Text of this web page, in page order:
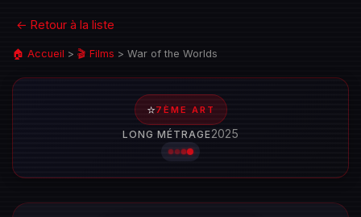
← Retour à la liste
🏠 Accueil > 🎬 Films > War of the Worlds
⭐7ÈME ART
LONG MÉTRAGE2025